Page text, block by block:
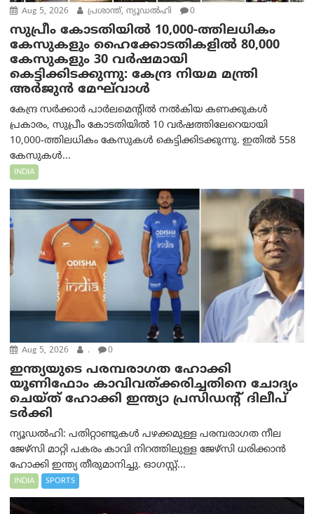
Aug 5, 2026 പ്രശാന്ത്, ന്യൂഡല്‍ഹി 0
സുപ്രീം കോടതിയിൽ 10,000-ത്തിലധികം
കേസുകളും ഹൈക്കോടതികളിൽ 80,000
കേസുകളും 30 വർഷമായി
കെട്ടിക്കിടക്കുന്നു: കേന്ദ്ര നിയമ മന്ത്രി
അര്‍ജുന്‍ മേഘ്‌വാള്‍
കേന്ദ്ര സർക്കാർ പാർലമെന്റിൽ നൽകിയ കണക്കുകൾ
പ്രകാരം, സുപ്രീം കോടതിയിൽ 10 വർഷത്തിലേറെയായി
10,000-ത്തിലധികം കേസുകൾ കെട്ടിക്കിടക്കുന്നു. ഇതിൽ 558
കേസുകൾ...
INDIA
Aug 5, 2026 . 0
ഇന്ത്യയുടെ പരമ്പരാഗത ഹോക്കി
യൂണിഫോം കാവിവത്ക്കരിച്ചതിനെ ചോദ്യം
ചെയ്ത് ഹോക്കി ഇന്ത്യാ പ്രസിഡന്റ് ദിലീപ്
ടര്‍ക്കി
ന്യൂഡൽഹി: പതിറ്റാണ്ടുകൾ പഴക്കമുള്ള പരമ്പരാഗത നീല
ജേഴ്‌സി മാറ്റി പകരം കാവി നിറത്തിലുള്ള ജേഴ്‌സി ധരിക്കാൻ
ഹോക്കി ഇന്ത്യ തീരുമാനിച്ചു. ഓഗസ്റ്റ്...
INDIA SPORTS